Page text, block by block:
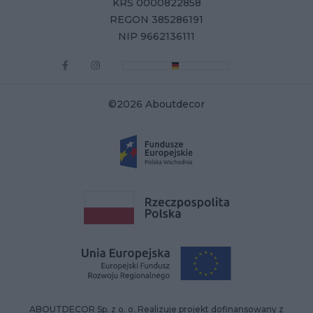
KRS 0000822858
REGON 385286191
NIP 9662136111
©2026 Aboutdecor
ABOUTDECOR Sp. z o. o. Realizuje projekt dofinansowany z